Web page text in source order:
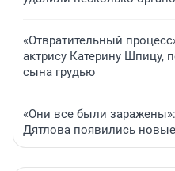
«Отвратительный
актрису Катерину Шпицу,
сына грудью
«Они все были
Дятлова появились